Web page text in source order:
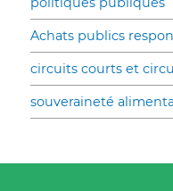
Achats publics
circuits courts et
souveraineté